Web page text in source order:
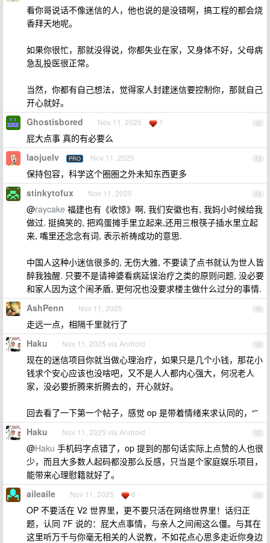
看你哥说话不像迷信的人，他也说的是没错啊，搞工程的都会烧
香拜天地呢。
如果你很忙，那就没得说，你都失业在家，又身体不好，父母病
急乱投医很正常。
当然，你都有自己想法，觉得家人封建迷信要控制你，那就自己
开心就好。
12
Ghostisbored Nov 11, 2025 1
屁大点事 真的有必要么
13
laojuelv PRO Nov 11, 2025
保持包容，科学这个圈圈之外未知东西更多
14
stinkytofux Nov 11, 2025
@raycake 福建也有《收惊》啊, 我们安徽也有, 我妈小时候给我
做过. 挺搞笑的, 把鸡蛋摊手里立起来,还用三根筷子插水里立起
来, 嘴里还念念有词, 表示祈祷成功的意思.
中国人这种小迷信很多的, 无伤大雅, 不要读了点书就认为世人皆
醉我独醒. 只要不是请神婆看病延误治疗之类的原则问题, 没必要
和家人因为这个闹矛盾, 更何况也没要求楼主做什么过分的事情.
15
AshPenn Nov 11, 2025
走远一点，相隔千里就行了
16
Haku Nov 11, 2025 via Android
现在的迷信项目你就当做心理治疗，如果只是几个小钱，那花小
钱求个安心应该也没啥吧，又不是人人都内心强大，何况老人
家，没必要折腾来折腾去的，开心就好。
回去看了一下第一个帖子，感觉 op 是带着情绪来求认同的，“”
17
Haku Nov 11, 2025 via Android
@Haku 手机码字点错了，op 提到的那句话实际上点赞的人也很
少，而且大多数人起码都没那么反感，只当是个家庭娱乐项目，
能带来心理慰籍就好了。
18
aileaile Nov 11, 2025 6
OP 不要活在 V2 世界里，更不要只活在网络世界里！话归正
题，认同 7F 说的：屁大点事情，与亲人之间闹这么僵。与其在
这里听万千与你毫无相关的人说教，不如花点心思多走近你身边